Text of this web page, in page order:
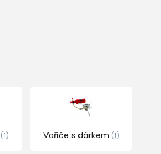
1 Vařiče s dárkem 1